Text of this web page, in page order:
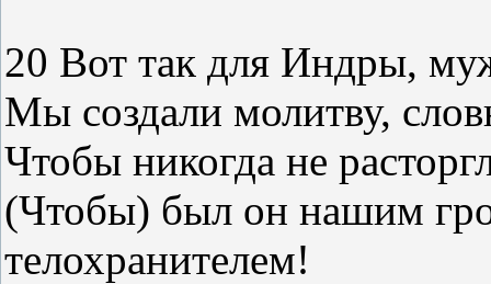
20 Вот так для Индры,
Мы создали молитву,
Чтобы никогда не
(Чтобы) был он нашим
телохранителем!